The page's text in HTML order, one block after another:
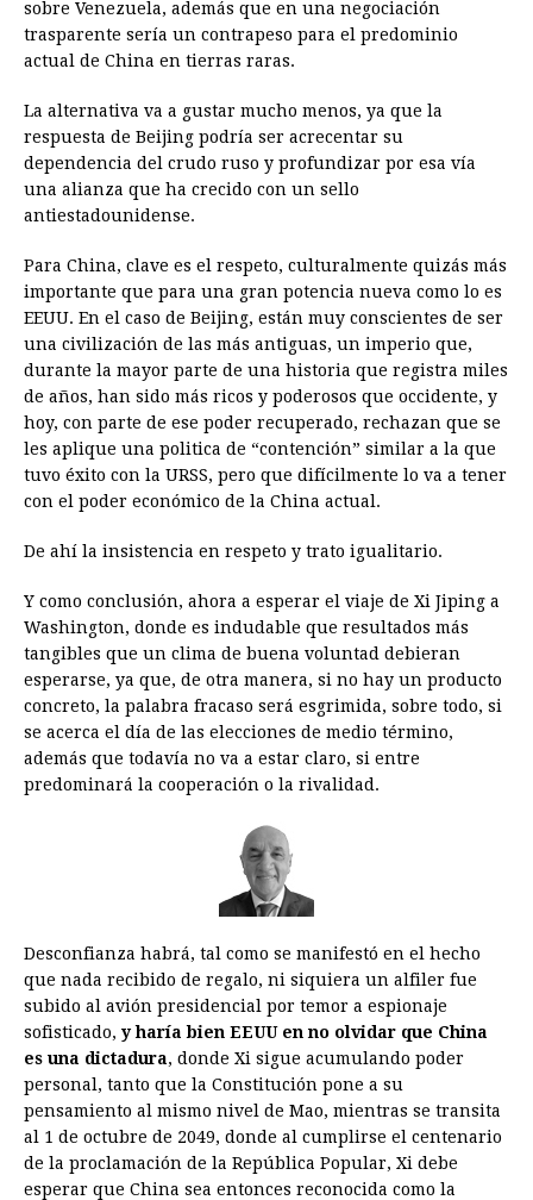
sobre Venezuela, además que en una negociación
trasparente sería un contrapeso para el predominio
actual de China en tierras raras.
La alternativa va a gustar mucho menos, ya que la
respuesta de Beijing podría ser acrecentar su
dependencia del crudo ruso y profundizar por esa vía
una alianza que ha crecido con un sello
antiestadounidense.
Para China, clave es el respeto, culturalmente quizás más
importante que para una gran potencia nueva como lo es
EEUU. En el caso de Beijing, están muy conscientes de ser
una civilización de las más antiguas, un imperio que,
durante la mayor parte de una historia que registra miles
de años, han sido más ricos y poderosos que occidente, y
hoy, con parte de ese poder recuperado, rechazan que se
les aplique una politica de “contención” similar a la que
tuvo éxito con la URSS, pero que difícilmente lo va a tener
con el poder económico de la China actual.
De ahí la insistencia en respeto y trato igualitario.
Y como conclusión, ahora a esperar el viaje de Xi Jiping a
Washington, donde es indudable que resultados más
tangibles que un clima de buena voluntad debieran
esperarse, ya que, de otra manera, si no hay un producto
concreto, la palabra fracaso será esgrimida, sobre todo, si
se acerca el día de las elecciones de medio término,
además que todavía no va a estar claro, si entre
predominará la cooperación o la rivalidad.
Desconfianza habrá, tal como se manifestó en el hecho
que nada recibido de regalo, ni siquiera un alfiler fue
subido al avión presidencial por temor a espionaje
sofisticado, y haría bien EEUU en no olvidar que China
es una dictadura, donde Xi sigue acumulando poder
personal, tanto que la Constitución pone a su
pensamiento al mismo nivel de Mao, mientras se transita
al 1 de octubre de 2049, donde al cumplirse el centenario
de la proclamación de la República Popular, Xi debe
esperar que China sea entonces reconocida como la